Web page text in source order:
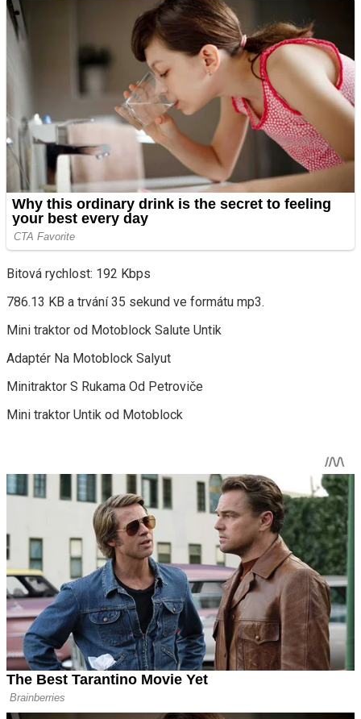
Bitová rychlost: 192 Kbps
786.13 KB a trvání 35 sekund ve formátu mp3.
Mini traktor od Motoblock Salute Untik
Adaptér Na Motoblock Salyut
Minitraktor S Rukama Od Petroviče
Mini traktor Untik od Motoblock